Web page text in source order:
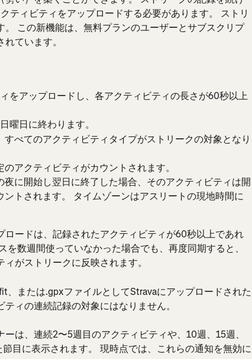
ティビティをアップロードする必要があります。 ストリ
。 この新機能は、無料プランのユーザーとサブスクリプ
ています。
をアップロードし、各アクティビティの長さが60秒以上
曜日に終わります。
べてのアクティビティタイプがストリークの対象となり
アクティビティがカウントされます。
夜に開始し翌日に終了した場合、そのアクティビティは開
トされます。 タイムゾーンはアスリートの現地時間に
ロードは、記録されたアクティビティが60秒以上であれ
を数週間使っていなかった場合でも、再度同期すると、
がストリークに反映されます。
、または.gpxファイルとしてStravaにアップロードされた
ィの連続記録の対象にはなりません。
は、連続2〜5週目のアクティビティや、10週、15週、
目に表示されます。 現時点では、これらの通知を無効に